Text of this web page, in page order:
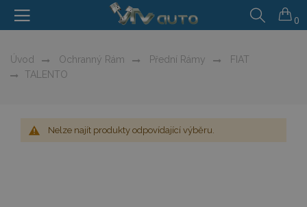
0
Úvod Ochranný Rám Přední Rámy
FIAT
TALENTO
Nelze najít produkty odpovídající výběru.